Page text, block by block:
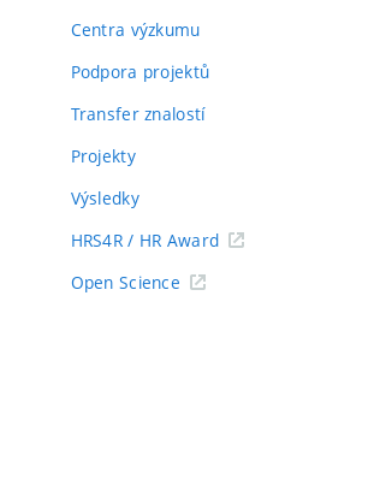
Centra výzkumu
Podpora projektů
Transfer znalostí
Projekty
Výsledky
HRS4R / HR Award
Open Science